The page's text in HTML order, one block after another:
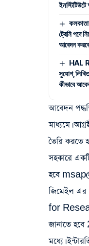
ট্রেনি পদে
আবেদন
HAL
সুযোগ,লিখিত
কীভাবে
আবেদন
মাধ্যমে।
তৈরি করতে
সহকারে
হবে
জিমেইল এর
for
জানাতে
মধ্যে।